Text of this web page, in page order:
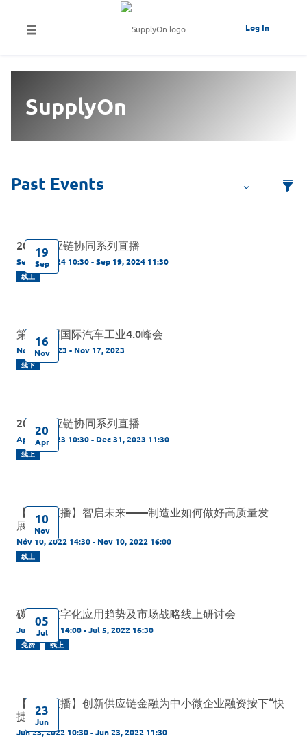
Log In
SupplyOn
19
Sep
2024供应链协同系列直播
Sep 19, 2024 10:30 - Sep 19, 2024 11:30
线上
16
Nov
第十二届国际汽车工业4.0峰会
Nov 16, 2023 - Nov 17, 2023
线下
20
Apr
2023供应链协同系列直播
Apr 20, 2023 10:30 - Dec 31, 2023 11:30
线上
10
Nov
【线上直播】智启未来——制造业如何做好高质量发
展？
Nov 10, 2022 14:30 - Nov 10, 2022 16:00
线上
05
Jul
碳中和数字化应用趋势及市场战略线上研讨会
Jul 5, 2022 14:00 - Jul 5, 2022 16:30
免费 线上
23
Jun
【线上直播】创新供应链金融为中小微企业融资按下“快
捷键”
Jun 23, 2022 10:30 - Jun 23, 2022 11:30